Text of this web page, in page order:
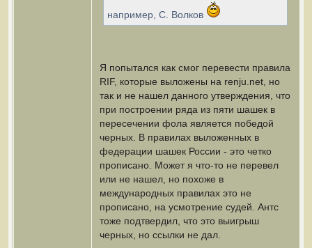
например, С. Волков
Я попытался как смог перевести правила
RIF, которые выложены на renju.net, но
так и не нашел данного утверждения, что
при построении ряда из пяти шашек в
пересечении фола является победой
черных. В правилах выложенных в
федерации шашек России - это четко
прописано. Может я что-то не перевел
или не нашел, но похоже в
международных правилах это не
прописано, на усмотрение судей. Антс
тоже подтвердил, что это выигрыш
черных, но ссылки не дал.